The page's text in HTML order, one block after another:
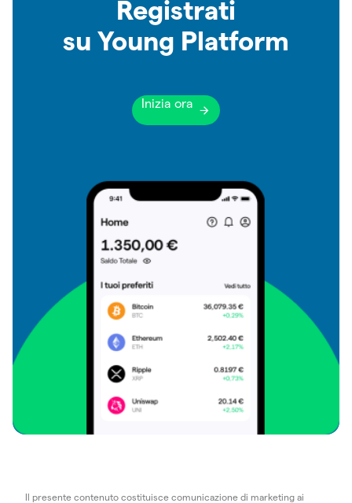
Registrati
su Young Platform
Inizia ora
Il presente contenuto costituisce comunicazione di marketing ai